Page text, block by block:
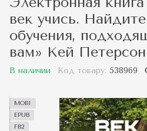
век учись.
обучения,
вам» Кей Петерсон
В наличии Код товару: 538969
MOBI
EPUB
FB2